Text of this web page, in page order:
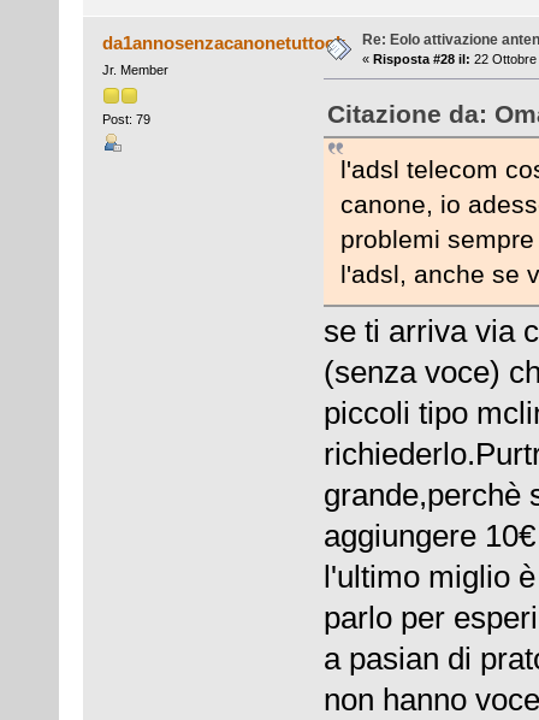
da1annosenzacanonetuttook
Jr. Member
Post: 79
Re: Eolo attivazione
« Risposta #28 il: 22
Citazione da:
l'adsl telecom
canone, io
problemi
l'adsl, anche se
se ti arriva via
(senza voce)
piccoli tipo
grande,perchè
aggiungere
l'ultimo miglio
parlo per
a pasian di
non hanno